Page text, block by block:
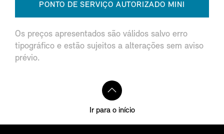
PONTO DE SERVIÇO AUTORIZADO MINI
Os preços apresentados são válidos salvo erro
tipográfico e estão sujeitos a alterações sem aviso
prévio.
Ir para o início